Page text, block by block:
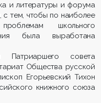
и литературы и форума
с тем, чтобы по наиболее
школьного
была выработана
совета
Общества русской
Егорьевский Тихон
книжного союза